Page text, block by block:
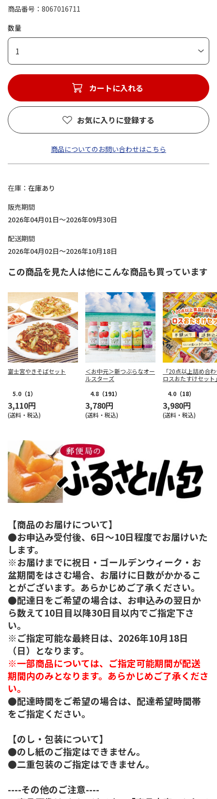
商品番号
8067016711
数量
1
カートに入れる
お気に入りに登録する
商品についてのお問い合わせはこちら
在庫
在庫あり
販売期間
2026年04月01日～2026年09月30日
配送期間
2026年04月02日～2026年10月18日
この商品を見た人は他にこんな商品も買っています
富士宮やきそばセット
5.0 （1）
3,110円
(送料・税込)
＜お中元＞新つぶらなオー
ルスターズ
4.8 （191）
3,780円
(送料・税込)
「20点以上詰め合
ロスおたすけセット
4.0 （18）
3,980円
(送料・税込)
【商品のお届けについて】
●お申込み受付後、6日～10日程度でお届けいた
します。
※お届けまでに祝日・ゴールデンウィーク・お
盆期間をはさむ場合、お届けに日数がかかるこ
とがございます。あらかじめご了承ください。
●配達日をご希望の場合は、お申込みの翌日か
ら数えて10日目以降30日目以内でご指定下さ
い。
※ご指定可能な最終日は、2026年10月18日
（日）となります。
※一部商品については、ご指定可能期間が配送
期間内のみとなります。あらかじめご了承くださ
い。
●配達時間をご希望の場合は、配達希望時間帯
をご指定ください。
【のし・包装について】
●のし紙のご指定はできません。
●二重包装のご指定はできません。
----その他のご注意----